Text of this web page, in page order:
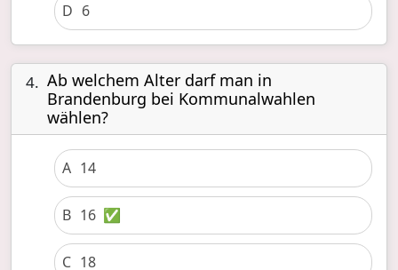
D 6
4. Ab welchem Alter darf man in
Brandenburg bei Kommunalwahlen
wählen?
A 14
B 16 ✅
C 18